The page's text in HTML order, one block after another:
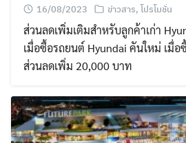
16/08/2023 ข่าวสาร, โปรโมชั่น
ส่วนลดเพิ่มเติมสำหรับลูกค้าเก่า
เมื่อซื้อรถยนต์ Hyundai คันใหม่ เมื่อ
ส่วนลดเพิ่ม 20,000 บาท